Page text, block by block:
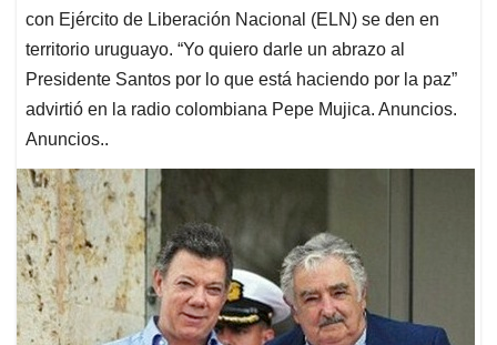
con Ejército de Liberación Nacional (ELN) se den en
territorio uruguayo. “Yo quiero darle un abrazo al
Presidente Santos por lo que está haciendo por la paz”
advirtió en la radio colombiana Pepe Mujica. Anuncios.
Anuncios..